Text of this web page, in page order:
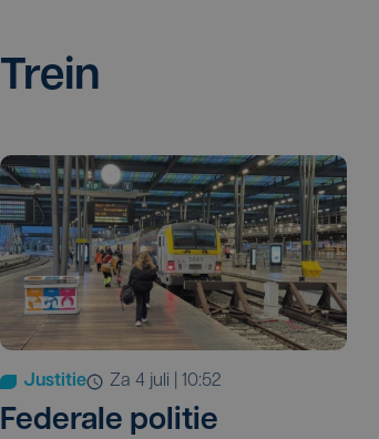
Trein
Justitie za 4 juli | 10:52
Federale politie